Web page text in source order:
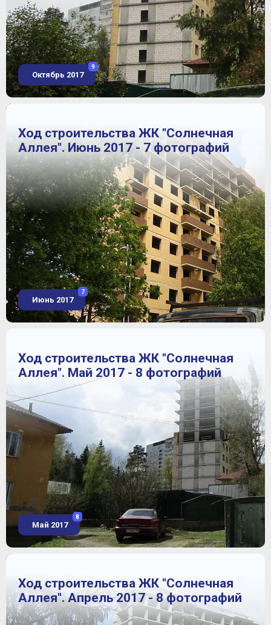
Октябрь 2017
9
Ход строительства ЖК "Солнечная
Аллея". Июнь 2017 - 7 фотографий
Июнь 2017
7
Ход строительства ЖК "Солнечная
Аллея". Май 2017 - 8 фотографий
Май 2017
8
Ход строительства ЖК "Солнечная
Аллея". Апрель 2017 - 8 фотографий